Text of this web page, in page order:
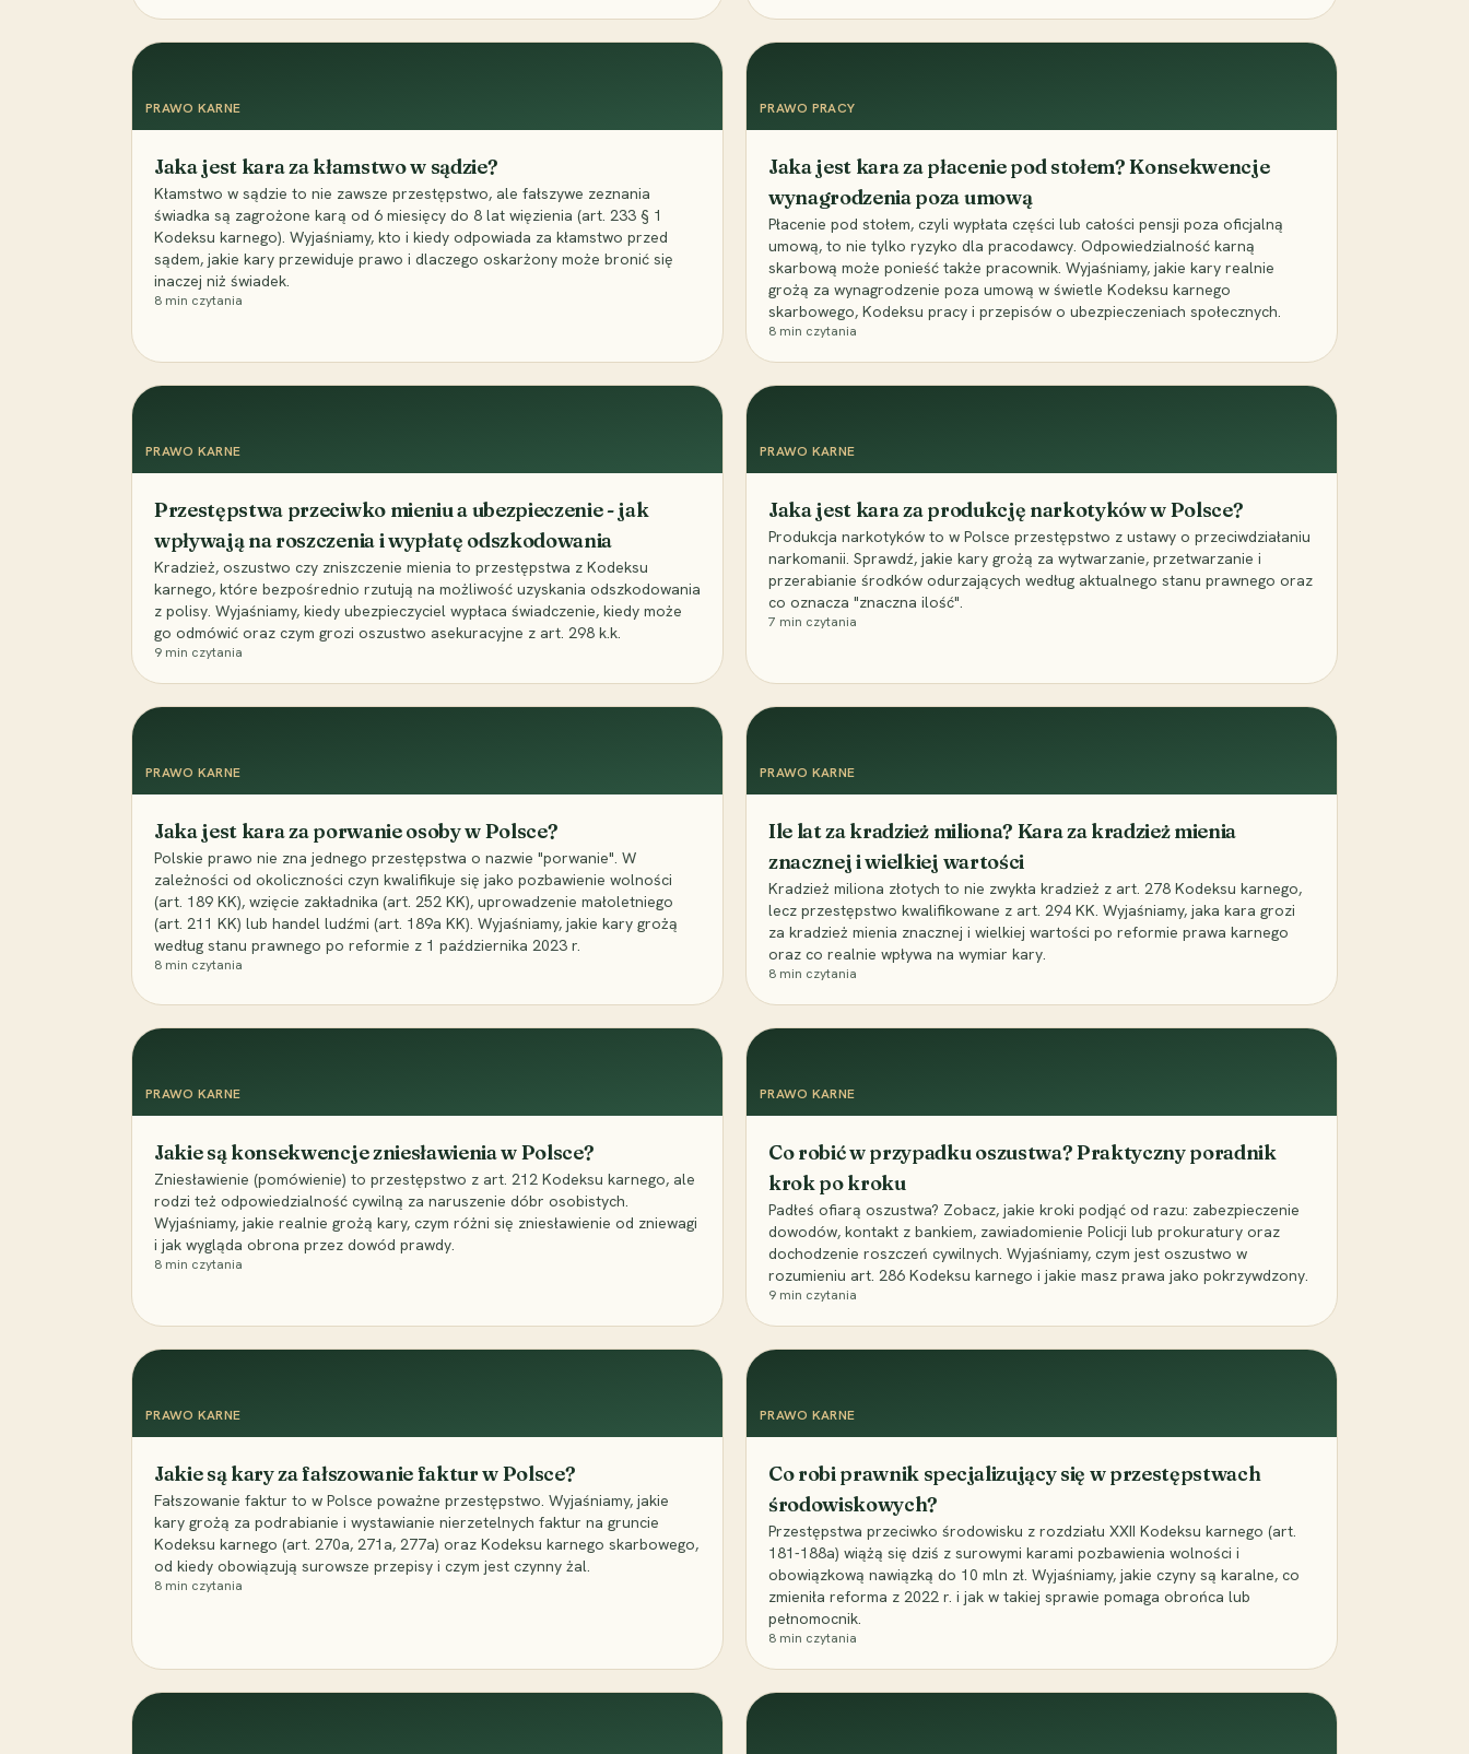
PRAWO KARNE
Jaka jest kara za kłamstwo w sądzie?
Kłamstwo w sądzie to nie zawsze przestępstwo, ale fałszywe zeznania
świadka są zagrożone karą od 6 miesięcy do 8 lat więzienia (art. 233 § 1
Kodeksu karnego). Wyjaśniamy, kto i kiedy odpowiada za kłamstwo przed
sądem, jakie kary przewiduje prawo i dlaczego oskarżony może bronić się
inaczej niż świadek.
8 min czytania
PRAWO PRACY
Jaka jest kara za płacenie pod stołem? Konsekwencje
wynagrodzenia poza umową
Płacenie pod stołem, czyli wypłata części lub całości pensji poza oficjalną
umową, to nie tylko ryzyko dla pracodawcy. Odpowiedzialność karną
skarbową może ponieść także pracownik. Wyjaśniamy, jakie kary realnie
grożą za wynagrodzenie poza umową w świetle Kodeksu karnego
skarbowego, Kodeksu pracy i przepisów o ubezpieczeniach społecznych.
8 min czytania
PRAWO KARNE
Przestępstwa przeciwko mieniu a ubezpieczenie - jak
wpływają na roszczenia i wypłatę odszkodowania
Kradzież, oszustwo czy zniszczenie mienia to przestępstwa z Kodeksu
karnego, które bezpośrednio rzutują na możliwość uzyskania odszkodowania
z polisy. Wyjaśniamy, kiedy ubezpieczyciel wypłaca świadczenie, kiedy może
go odmówić oraz czym grozi oszustwo asekuracyjne z art. 298 k.k.
9 min czytania
PRAWO KARNE
Jaka jest kara za produkcję narkotyków w Polsce?
Produkcja narkotyków to w Polsce przestępstwo z ustawy o przeciwdziałaniu
narkomanii. Sprawdź, jakie kary grożą za wytwarzanie, przetwarzanie i
przerabianie środków odurzających według aktualnego stanu prawnego oraz
co oznacza "znaczna ilość".
7 min czytania
PRAWO KARNE
Jaka jest kara za porwanie osoby w Polsce?
Polskie prawo nie zna jednego przestępstwa o nazwie "porwanie". W
zależności od okoliczności czyn kwalifikuje się jako pozbawienie wolności
(art. 189 KK), wzięcie zakładnika (art. 252 KK), uprowadzenie małoletniego
(art. 211 KK) lub handel ludźmi (art. 189a KK). Wyjaśniamy, jakie kary grożą
według stanu prawnego po reformie z 1 października 2023 r.
8 min czytania
PRAWO KARNE
Ile lat za kradzież miliona? Kara za kradzież mienia
znacznej i wielkiej wartości
Kradzież miliona złotych to nie zwykła kradzież z art. 278 Kodeksu karnego,
lecz przestępstwo kwalifikowane z art. 294 KK. Wyjaśniamy, jaka kara grozi
za kradzież mienia znacznej i wielkiej wartości po reformie prawa karnego
oraz co realnie wpływa na wymiar kary.
8 min czytania
PRAWO KARNE
Jakie są konsekwencje zniesławienia w Polsce?
Zniesławienie (pomówienie) to przestępstwo z art. 212 Kodeksu karnego, ale
rodzi też odpowiedzialność cywilną za naruszenie dóbr osobistych.
Wyjaśniamy, jakie realnie grożą kary, czym różni się zniesławienie od zniewagi
i jak wygląda obrona przez dowód prawdy.
8 min czytania
PRAWO KARNE
Co robić w przypadku oszustwa? Praktyczny poradnik
krok po kroku
Padłeś ofiarą oszustwa? Zobacz, jakie kroki podjąć od razu: zabezpieczenie
dowodów, kontakt z bankiem, zawiadomienie Policji lub prokuratury oraz
dochodzenie roszczeń cywilnych. Wyjaśniamy, czym jest oszustwo w
rozumieniu art. 286 Kodeksu karnego i jakie masz prawa jako pokrzywdzony.
9 min czytania
PRAWO KARNE
Jakie są kary za fałszowanie faktur w Polsce?
Fałszowanie faktur to w Polsce poważne przestępstwo. Wyjaśniamy, jakie
kary grożą za podrabianie i wystawianie nierzetelnych faktur na gruncie
Kodeksu karnego (art. 270a, 271a, 277a) oraz Kodeksu karnego skarbowego,
od kiedy obowiązują surowsze przepisy i czym jest czynny żal.
8 min czytania
PRAWO KARNE
Co robi prawnik specjalizujący się w przestępstwach
środowiskowych?
Przestępstwa przeciwko środowisku z rozdziału XXII Kodeksu karnego (art.
181-188a) wiążą się dziś z surowymi karami pozbawienia wolności i
obowiązkową nawiązką do 10 mln zł. Wyjaśniamy, jakie czyny są karalne, co
zmieniła reforma z 2022 r. i jak w takiej sprawie pomaga obrońca lub
pełnomocnik.
8 min czytania